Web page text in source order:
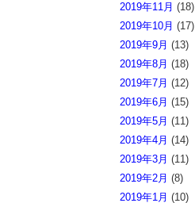
2019年11月 (18)
2019年10月 (17)
2019年9月 (13)
2019年8月 (18)
2019年7月 (12)
2019年6月 (15)
2019年5月 (11)
2019年4月 (14)
2019年3月 (11)
2019年2月 (8)
2019年1月 (10)